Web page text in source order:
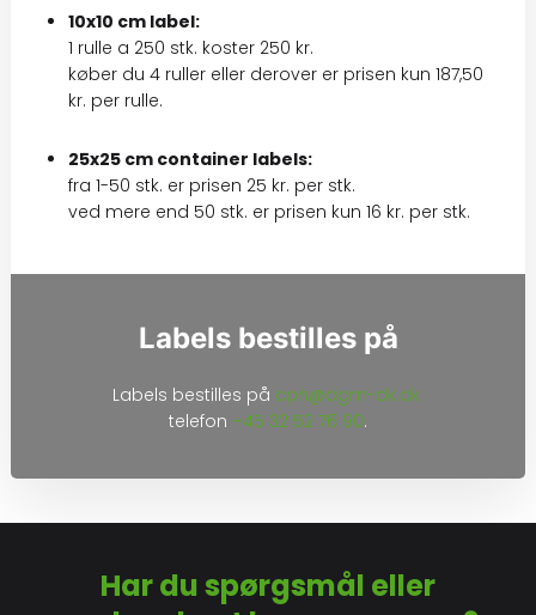
10x10 cm label:
​​1 rulle a 250 stk. koster 250 kr.
køber du ​​​4 ruller eller derover er prisen kun 187,50
kr. per rulle.
25x25 cm container labels:
​​​​​fra 1-50 stk. er prisen 25 kr. per stk.
​​​​ved ​mere end 50 stk. er prisen kun 16 kr. per stk.
​​Labels bestilles på
​​Labels bestilles på cph@dgm-dk.dk
telefon +45 32 52 76 90.
Har du spørgsmål eller